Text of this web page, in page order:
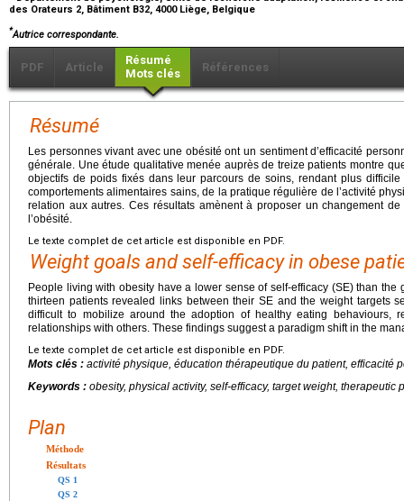
des Orateurs 2, Bâtiment B32, 4000 Liège, Belgique
*Autrice correspondante.
PDF Article
Résumé
Mots clés
Références
Résumé
Les personnes vivant avec une obésité ont un sentiment d’efficacité
générale. Une étude qualitative menée auprès de treize patients montre
objectifs de poids fixés dans leur parcours de soins, rendant plus
comportements alimentaires sains, de la pratique régulière de l’activité
relation aux autres. Ces résultats amènent à proposer un changement
l’obésité.
Le texte complet de cet article est disponible en PDF.
Weight goals and self-efficacy in obese
People living with obesity have a lower sense of self-efficacy (SE) than the
thirteen patients revealed links between their SE and the weight targets
difficult to mobilize around the adoption of healthy eating behaviours,
relationships with others. These findings suggest a paradigm shift in the
Le texte complet de cet article est disponible en PDF.
Mots clés : activité physique, éducation thérapeutique du patient, efficacité
Keywords : obesity, physical activity, self-efficacy, target weight, therapeutic
Plan
Méthode
Résultats
QS 1
QS 2